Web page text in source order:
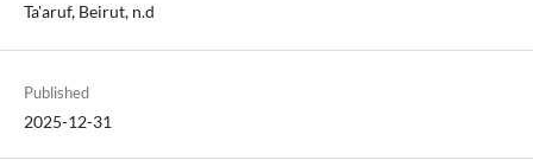
Ta'aruf, Beirut, n.d
Published
2025-12-31